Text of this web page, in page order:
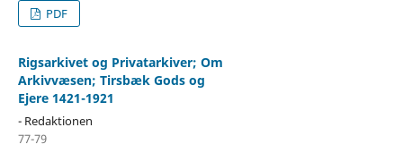
PDF
Rigsarkivet og Privatarkiver; Om
Arkivvæsen; Tirsbæk Gods og
Ejere 1421-1921
- Redaktionen
77-79